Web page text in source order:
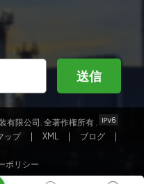
送信
限公司. 全著作権所有 .
ップ XML ブログ
ポリシー